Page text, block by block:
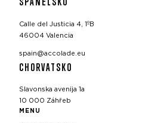
Calle del Justicia 4, 1ºB
46004 Valencia
spain@accolade.eu
CHORVATSKO
Slavonska avenija 1a
10 000 Záhřeb
MENU